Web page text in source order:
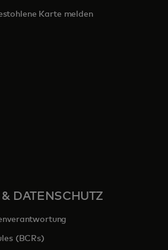
Karte melden
Registerkarte geöffnet
in einer neuen Registerkarte geöffnet
DATENSCHUTZ
(BCRs)